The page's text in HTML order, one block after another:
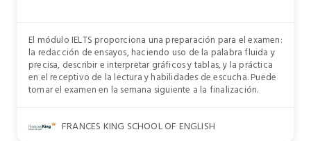
El módulo IELTS proporciona una preparación para el examen:
la redacción de ensayos, haciendo uso de la palabra fluida y
precisa, describir e interpretar gráficos y tablas, y la práctica
en el receptivo de la lectura y habilidades de escucha. Puede
tomar el examen en la semana siguiente a la finalización.
FRANCES KING SCHOOL OF ENGLISH